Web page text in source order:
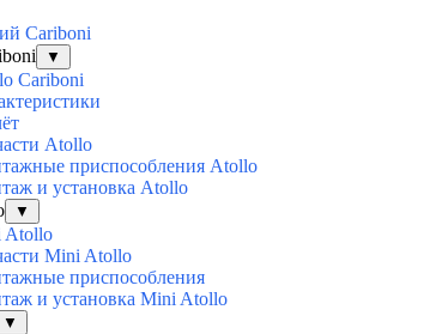
Cariboni
▼
Cariboni
Atollo
приспособления Atollo
и установка Atollo
▼
Atollo
Mini Atollo
приспособления
и установка Mini Atollo
▼